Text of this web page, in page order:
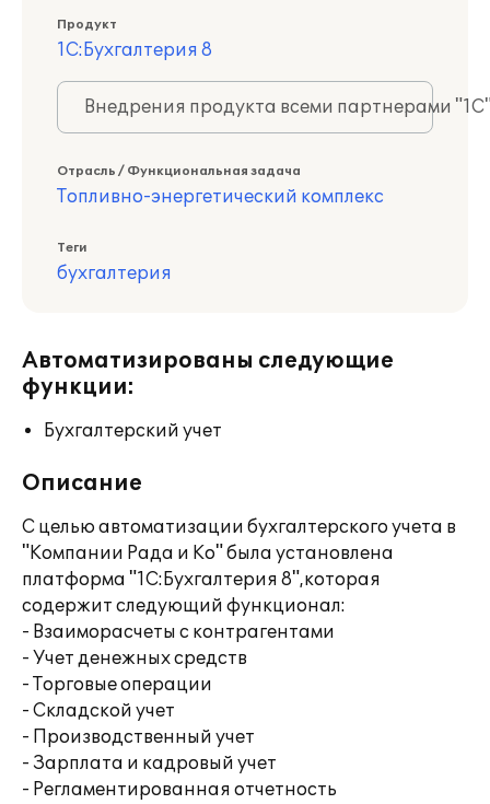
Продукт
1С:Бухгалтерия 8
Внедрения продукта всеми партнерами
Отрасль / Функциональная задача
Топливно-энергетический комплекс
Теги
бухгалтерия
Автоматизированы следующие
функции:
Бухгалтерский учет
Описание
С целью автоматизации бухгалтерского учета в
"Компании Рада и Ко" была установлена
платформа "1С:Бухгалтерия 8",которая
содержит следующий функционал:
- Взаиморасчеты с контрагентами
- Учет денежных средств
- Торговые операции
- Складской учет
- Производственный учет
- Зарплата и кадровый учет
- Регламентированная отчетность